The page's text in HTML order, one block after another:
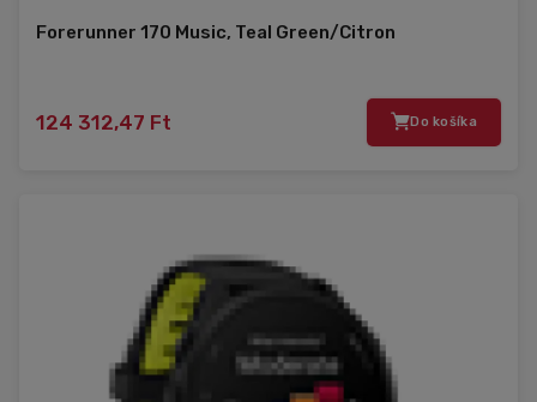
Forerunner 170 Music, Teal Green/Citron
124 312,47 Ft Do košíka